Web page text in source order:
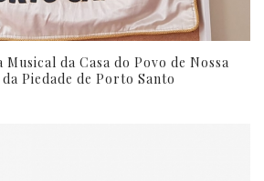
Musical da Casa do Povo de Nossa
Piedade de Porto Santo